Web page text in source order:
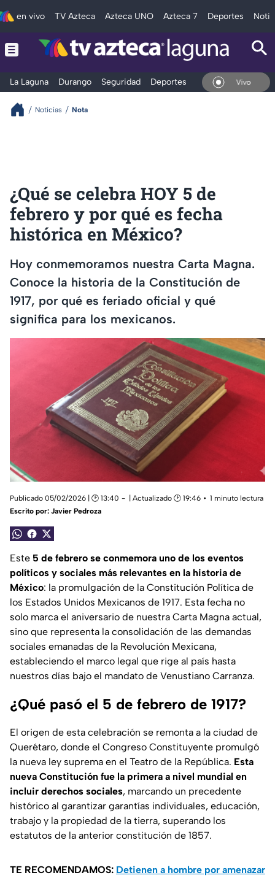
en vivo TV Azteca Azteca UNO Azteca 7 Deportes
La Laguna Durango Seguridad Deportes Entretenimiento
En Vivo
Noticias Nota
¿Qué se celebra HOY 5 de
febrero y por qué es fecha
histórica en México?
Hoy conmemoramos nuestra Carta Magna.
Conoce la historia de la Constitución de
1917, por qué es feriado oficial y qué
significa para los mexicanos.
Publicado 05/02/2026 | 🕑 13:40 | Actualizado 🕑 19:46
1 minuto lectura
Escrito por: Javier Pedroza
Este 5 de febrero se conmemora uno de los eventos
políticos y sociales más relevantes en la historia de
México: la promulgación de la Constitución Política de
los Estados Unidos Mexicanos de 1917. Esta fecha no
solo marca el aniversario de nuestra Carta Magna actual,
sino que representa la consolidación de las demandas
sociales emanadas de la Revolución Mexicana,
estableciendo el marco legal que rige al país hasta
nuestros días bajo el mandato de Venustiano Carranza.
¿Qué pasó el 5 de febrero de 1917?
El origen de esta celebración se remonta a la ciudad de
Querétaro, donde el Congreso Constituyente promulgó
la nueva ley suprema en el Teatro de la República. Esta
nueva Constitución fue la primera a nivel mundial en
incluir derechos sociales, marcando un precedente
histórico al garantizar garantías individuales, educación,
trabajo y la propiedad de la tierra, superando los
estatutos de la anterior constitución de 1857.
TE RECOMENDAMOS: Detienen a hombre por amenazar